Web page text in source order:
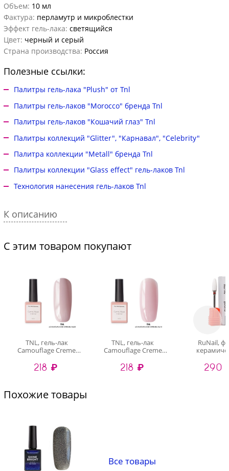
Объем: 10 мл
Фактура: перламутр и микроблестки
Эффект гель-лака: светящийся
Цвет: черный и серый
Страна производства: Россия
Полезные ссылки:
Палитры гель-лака "Plush" от Tnl
Палитры гель-лаков "Morocco" бренда Tnl
Палитры гель-лаков "Кошачий глаз" Tnl
Палитры коллекций "Glitter", "Карнавал", "Celebrity"
Палитра коллекции "Metall" бренда Tnl
Палитры коллекции "Glass effect" гель-лаков Tnl
Технология нанесения гель-лаков Tnl
К описанию
С этим товаром покупают
TNL, гель-лак
Camouflage Creme
нуга), 10 мл
218 ₽
TNL, гель-лак
Camouflage Creme
10 мл
218 ₽
RuNail,
(мелкая
d6мм)
290
Похожие товары
Все товары